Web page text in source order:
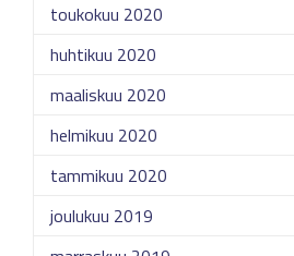
toukokuu 2020
huhtikuu 2020
maaliskuu 2020
helmikuu 2020
tammikuu 2020
joulukuu 2019